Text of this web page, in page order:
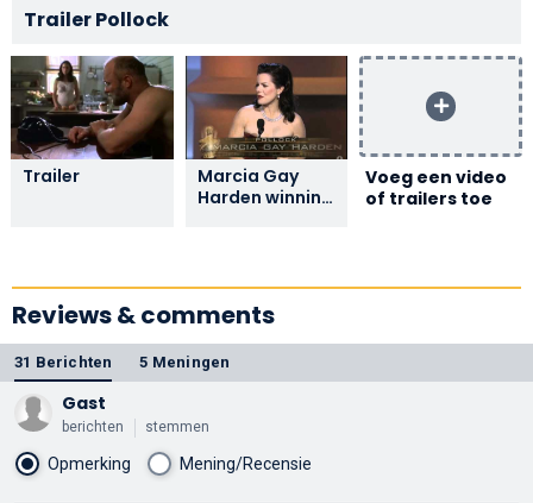
Trailer Pollock
Trailer
Marcia Gay
Harden winning
Voeg een video
of trailers toe
Reviews & comments
31 Berichten 5 Meningen
Gast
berichten stemmen
Opmerking Mening/Recensie